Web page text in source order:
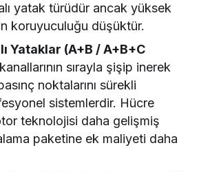
yatak türüdür ancak yüksek
koruyuculuğu düşüktür.
Yataklar (A+B / A+B+C
sırayla şişip inerek
noktalarını sürekli
sistemlerdir. Hücre
teknolojisi daha gelişmiş
paketine ek maliyeti daha